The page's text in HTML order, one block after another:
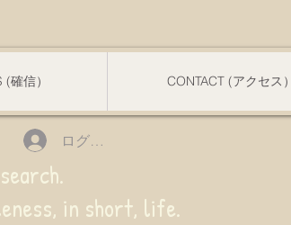
確信） CONTACT (アクセス
ログイン
in short, life.